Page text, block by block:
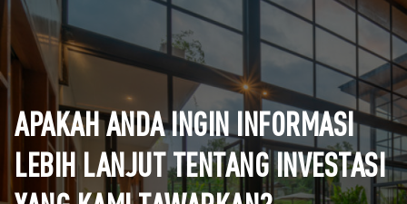
APAKAH ANDA INGIN INFORMASI
LEBIH LANJUT TENTANG INVESTASI